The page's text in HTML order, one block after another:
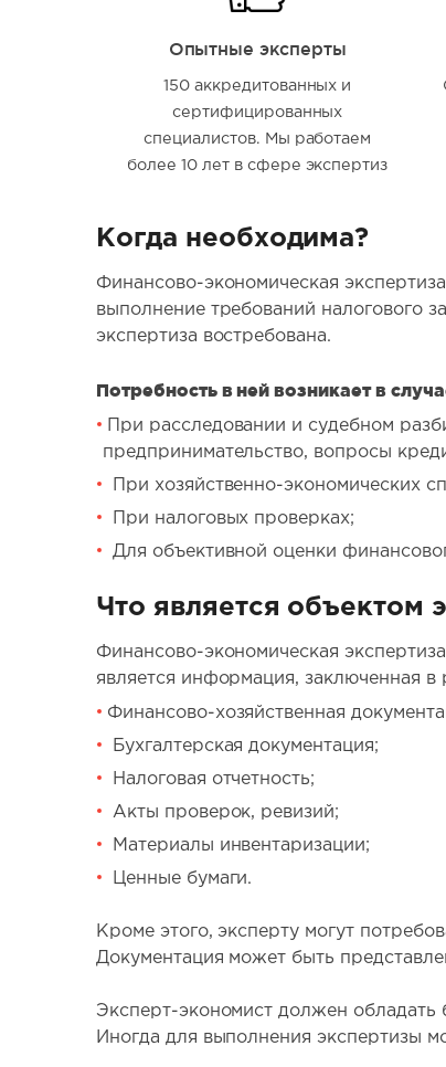
Опытные эксперты
150 аккредитованных и
сертифицированных
специалистов. Мы работаем
более 10 лет в сфере экспертиз
Когда необходима?
Финансово-экономическая
выполнение требований налогового
экспертиза востребована.
Потребность в ней возникает в
При расследовании и судебном
предпринимательство, вопросы
При хозяйственно-экономических
При налоговых проверках;
Для объективной оценки
Что является объектом
Финансово-экономическая
является информация, заключенная в
Финансово-хозяйственная
Бухгалтерская документация;
Налоговая отчетность;
Акты проверок, ревизий;
Материалы инвентаризации;
Ценные бумаги.
Кроме этого, эксперту могут
Документация может быть
Эксперт-экономист должен обладать
Иногда для выполнения экспертизы